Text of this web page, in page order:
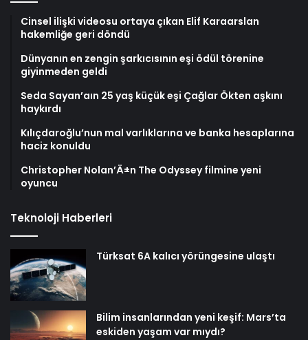
Cinsel ilişki videosu ortaya çıkan Elif Karaarslan
hakemliğe geri döndü
Dünyanın en zengin şarkıcısının eşi ödül törenine
giyinmeden geldi
Seda Sayan’aın 25 yaş küçük eşi Çağlar Ökten aşkını
haykırdı
Kılıçdaroğlu’nun mal varlıklarına ve banka hesaplarına
haciz konuldu
Christopher Nolan’Ä±n The Odyssey filmine yeni
oyuncu
Teknoloji Haberleri
Türksat 6A kalıcı yörüngesine ulaştı
Bilim insanlarından yeni keşif: Mars’ta
eskiden yaşam var mıydı?